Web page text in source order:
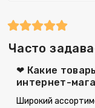
Часто
❤ Какие
интернет-
Широкий